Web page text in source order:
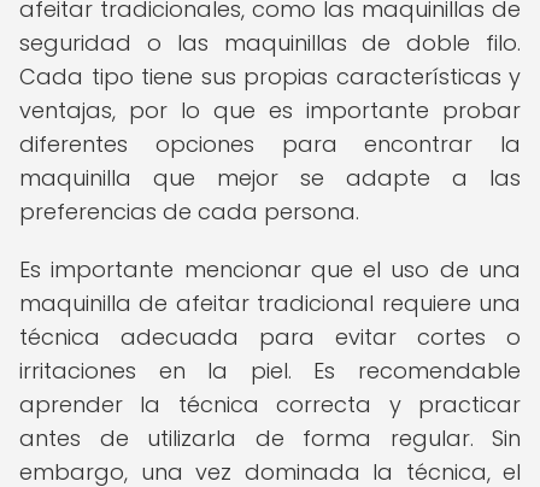
afeitar tradicionales, como las maquinillas de
seguridad o las maquinillas de doble filo.
Cada tipo tiene sus propias características y
ventajas, por lo que es importante probar
diferentes opciones para encontrar la
maquinilla que mejor se adapte a las
preferencias de cada persona.
Es importante mencionar que el uso de una
maquinilla de afeitar tradicional requiere una
técnica adecuada para evitar cortes o
irritaciones en la piel. Es recomendable
aprender la técnica correcta y practicar
antes de utilizarla de forma regular. Sin
embargo, una vez dominada la técnica, el